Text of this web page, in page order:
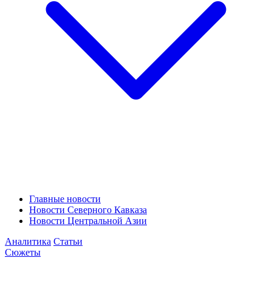
Главные новости
Новости Северного Кавказа
Новости Центральной Азии
Аналитика Статьи
Сюжеты